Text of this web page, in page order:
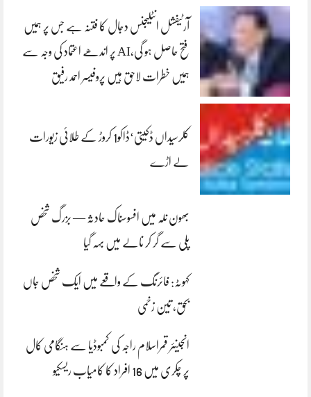
آرٹیفشل انٹلیجنس دجال کا فتنہ ہے جس پر ہمیں
فتح حاصل ہو گی،AI پر اندھے اعتماد کی وجہ سے
ہمیں خطرات لاحق ہیں پروفیسر احمد رفیق
کلرسیداں ڈکیتی‘ڈاکو1 کروڑ کے طلائی زیورات
لے اڑے
بھون نلہ میں افسوسناک حادثہ — بزرگ شخص
پلی سے گر کر نالے میں بہہ گیا
کہوٹہ: فائرنگ کے واقعے میں ایک شخص جاں
بحق، تین زخمی
انجینئر قمراسلام راجہ کی کمبوڈیا سے ہنگامی کال
پر چکری میں 16 افراد کا کامیاب ریسکیو